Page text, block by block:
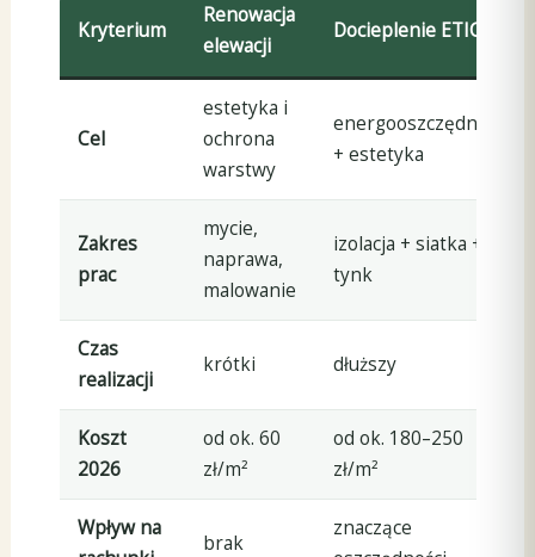
Kryterium
Renowacja
elewacji
Docieplenie ETICS
Cel
estetyka i
ochrona
warstwy
energooszczędność
+ estetyka
Zakres
prac
mycie,
naprawa,
malowanie
izolacja + siatka +
tynk
Czas
realizacji
krótki dłuższy
Koszt
2026
od ok. 60
zł/m²
od ok. 180–250
zł/m²
Wpływ na
brak
znaczące